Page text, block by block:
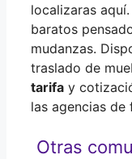
localizaras
baratos
mudanzas.
traslado de
tarifa y
las agencias de
Otras